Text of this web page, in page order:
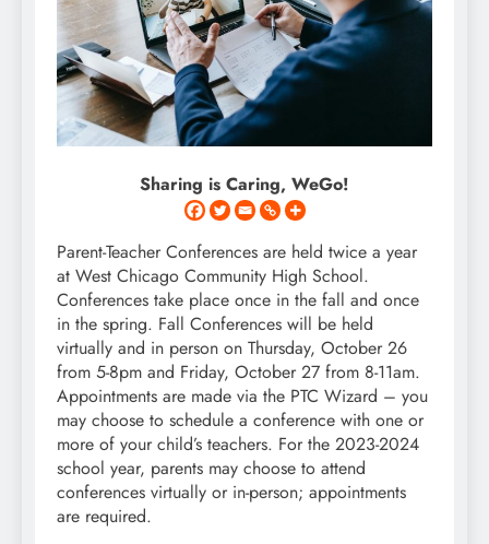
Sharing is Caring, WeGo!
Parent-Teacher Conferences are held twice a year
at West Chicago Community High School.
Conferences take place once in the fall and once
in the spring. Fall Conferences will be held
virtually and in person on Thursday, October 26
from 5-8pm and Friday, October 27 from 8-11am.
Appointments are made via the PTC Wizard – you
may choose to schedule a conference with one or
more of your child’s teachers. For the 2023-2024
school year, parents may choose to attend
conferences virtually or in-person; appointments
are required.